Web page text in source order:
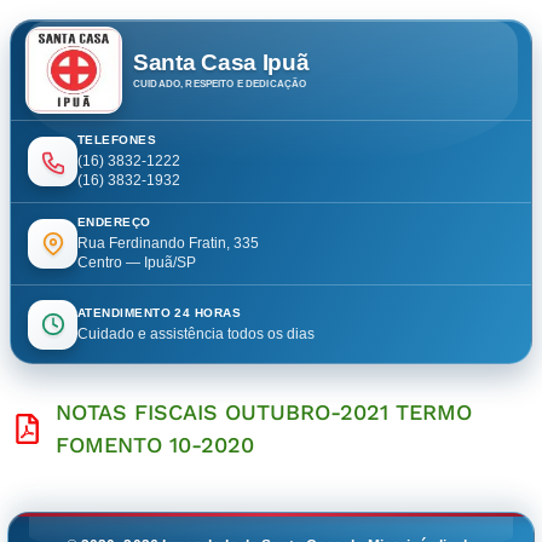
Santa Casa Ipuã
CUIDADO, RESPEITO E DEDICAÇÃO
TELEFONES
(16) 3832-1222
(16) 3832-1932
ENDEREÇO
Rua Ferdinando Fratin, 335
Centro — Ipuã/SP
ATENDIMENTO 24 HORAS
Cuidado e assistência todos os dias
NOTAS FISCAIS OUTUBRO-2021 TERMO
FOMENTO 10-2020